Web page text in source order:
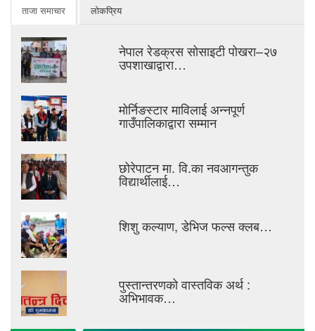
ताजा समाचार लोकप्रिय
नेपाल रेडक्रस सोसाइटी पोखरा–२७
उपशाखाद्वारा…
मोर्निङस्टार माविलाई अन्नपूर्ण
गाउँपालिकाद्वारा सम्मान
छोरेपाटन मा. वि.का नवआगन्तुक
विद्यार्थीलाई…
शिशु कल्याण, डेभिज फल्स क्लब…
पुस्तान्तरणको वास्तविक अर्थ :
अभिभावक…